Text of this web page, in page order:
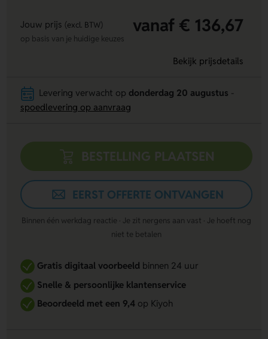
Jouw prijs (excl. BTW) vanaf € 136,67
op basis van je huidige keuzes
Bekijk prijsdetails
Levering verwacht op donderdag 20 augustus
spoedlevering op aanvraag
BESTELLING PLAATSEN
EERST OFFERTE ONTVANGEN
Binnen één werkdag reactie · Je zit nergens aan vast · Je hoeft nog
niet te betalen
Gratis digitaal voorbeeldbinnen 24 uur
Snelle & persoonlijke klantenservice
Beoordeeld met een 9,4op Kiyoh